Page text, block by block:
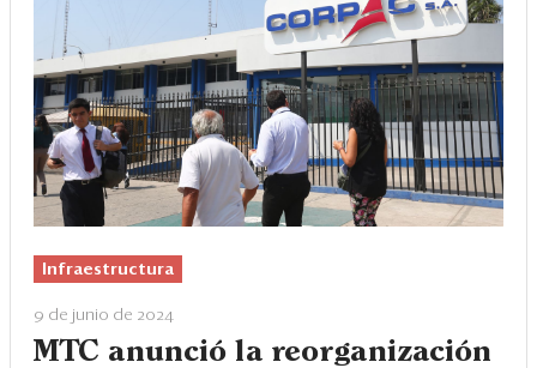
Infraestructura
9 de junio de 2024
MTC anunció la reorganización